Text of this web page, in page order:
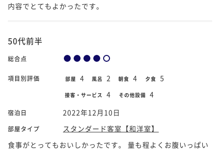
内容でとてもよかったです。
50代前半
総合点
項目別評価 部屋 4 風呂 2 朝食 4 夕食 5
接客・サービス 4 その他設備 4
宿泊日 2022年12月10日
部屋タイプ
スタンダード客室【和洋室】
食事がとってもおいしかったです。 量も程よくお腹いっぱい